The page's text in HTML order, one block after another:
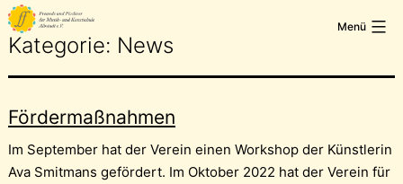
Zum
Inhalt
springen
Freunde
und
Förderer
Musik-
und
Kunstschule
Albstadt
Menü
Kategorie: News
Fördermaßnahmen
Im September hat der Verein einen Workshop der Künstlerin
Ava Smitmans gefördert. Im Oktober 2022 hat der Verein für